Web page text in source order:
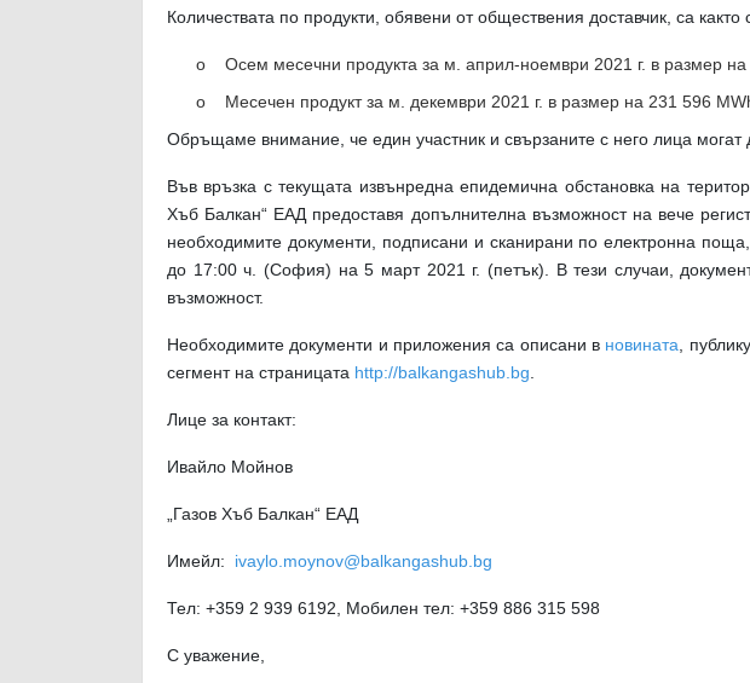
Количествата по продукти, обявени от обществения доставчик, са както
o Осем месечни продукта за м. април-ноември 2021 г. в размер
o Месечен продукт за м. декември 2021 г. в размер на 231 596
Обръщаме внимание, че един участник и свързаните с него лица могат
Във връзка с текущата извънредна епидемична обстановка на
Хъб Балкан“ ЕАД предоставя допълнителна възможност на вече
необходимите документи, подписани и сканирани по електронна
до 17:00 ч. (София) на 5 март 2021 г. (петък). В тези случаи,
възможност.
Необходимите документи и приложения са описани в новината,
сегмент на страницата http://balkangashub.bg.
Лице за контакт:
Ивайло Мойнов
„Газов Хъб Балкан“ ЕАД
Имейл: ivaylo.moynov@balkangashub.bg
Тел: +359 2 939 6192, Мобилен тел: +359 886 315 598
С уважение,